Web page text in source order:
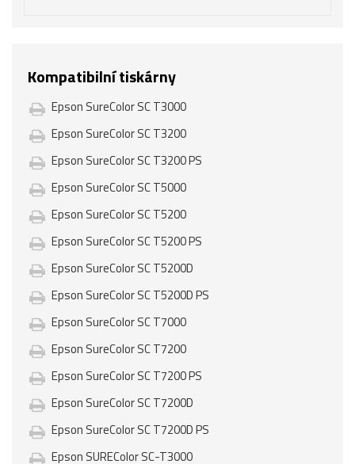
Kompatibilní tiskárny
Epson SureColor SC T3000
Epson SureColor SC T3200
Epson SureColor SC T3200 PS
Epson SureColor SC T5000
Epson SureColor SC T5200
Epson SureColor SC T5200 PS
Epson SureColor SC T5200D
Epson SureColor SC T5200D PS
Epson SureColor SC T7000
Epson SureColor SC T7200
Epson SureColor SC T7200 PS
Epson SureColor SC T7200D
Epson SureColor SC T7200D PS
Epson SUREColor SC-T3000